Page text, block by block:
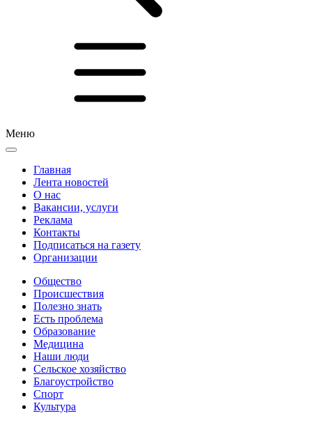
Меню
Главная
Лента новостей
О нас
Вакансии, услуги
Реклама
Контакты
Подписаться на газету
Организации
Общество
Происшествия
Полезно знать
Есть проблема
Образование
Медицина
Наши люди
Сельское хозяйство
Благоустройство
Спорт
Культура